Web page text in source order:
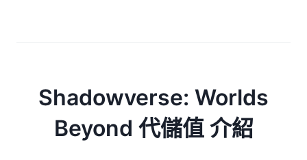
Shadowverse: Worlds
Beyond 代儲值 介紹